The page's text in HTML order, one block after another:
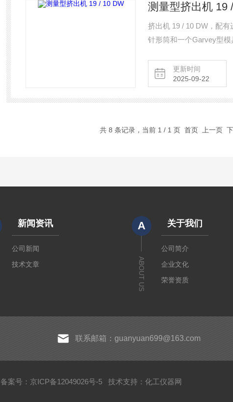
测量型挤出机 19
挤出机 19 / 10 DW，配
针形筒和一个Garvey型模
更新时间
2025-09-22
共 8 条记录，当前 1 / 1 页 首页 上一页
新闻资讯
公司新闻
技术文章
A
ABOUT US
关于我们
公司简介
企业文化
荣誉资质
联系邮箱：guanyuan699@163.com
备案号：京ICP备12049026号-5 技术支持： 化工仪器网